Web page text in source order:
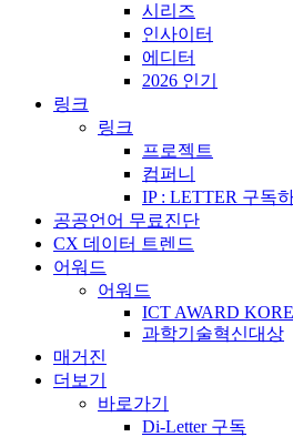
시리즈
인사이터
에디터
2026 인기
링크
링크
프로젝트
컴퍼니
IP : LETTER 구독하
공공언어 무료진단
CX 데이터 트렌드
어워드
어워드
ICT AWARD
과학기술혁신대상
매거진
더보기
바로가기
Di-Letter 구독